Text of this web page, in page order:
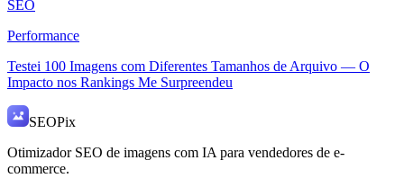
SEO
Performance
Testei 100 Imagens com Diferentes Tamanhos de Arquivo — O
Impacto nos Rankings Me Surpreendeu
SEOPix
Otimizador SEO de imagens com IA para vendedores de e-
commerce.